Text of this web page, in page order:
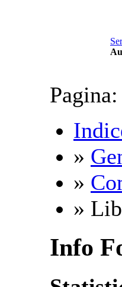
Pagina:
»
»
»
Info